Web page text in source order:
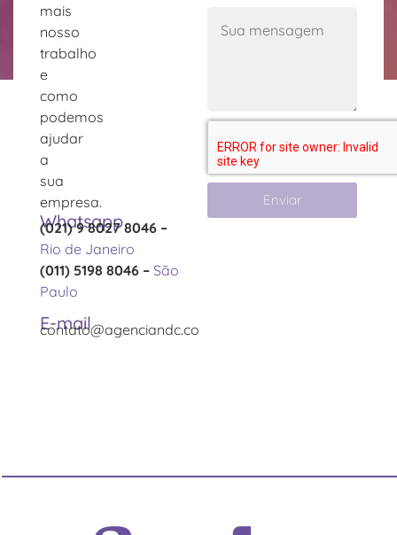
mais
nosso
trabalho
e
como
podemos
ajudar
a
sua
empresa.
Whatsapp
(021) 9 8027 8046 –
Rio de Janeiro
(011) 5198 8046 – São
Paulo
E-mail
contato@agenciandc.com.br
Enviar